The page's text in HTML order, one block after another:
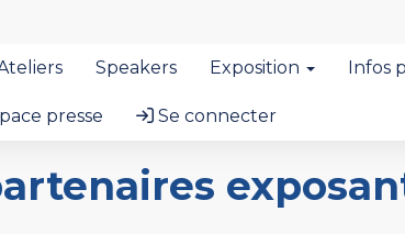
Speakers Exposition Infos
presse Se connecter